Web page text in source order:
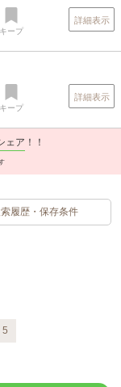
キープ
詳細表示
キープ
詳細表示
ェア ！！
履歴・保存条件
5